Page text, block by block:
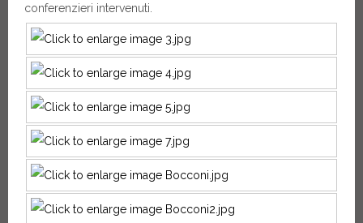
conferenzieri intervenuti.